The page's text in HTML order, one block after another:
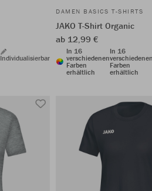
Individualisierbar
DAMEN BASICS T-SHIRTS
JAKO T-Shirt Organic
ab 12,99 €
In 16
verschiedenen
Farben
erhältlich
In 16
Farben
erhältlich